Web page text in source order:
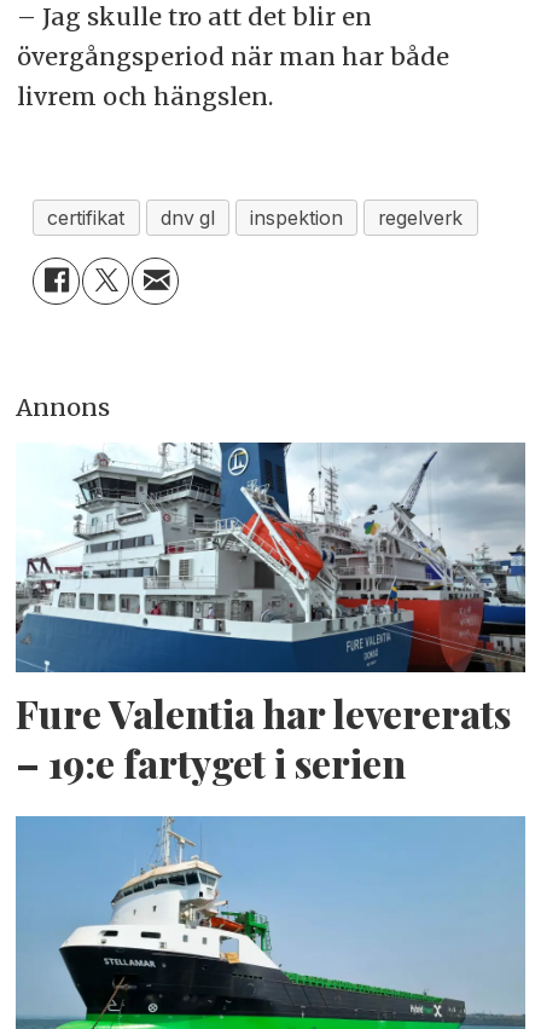
– Jag skulle tro att det blir en
övergångsperiod när man har både
livrem och hängslen.
certifikat dnv gl inspektion regelverk
Annons
Fure Valentia har levererats
– 19:e fartyget i serien